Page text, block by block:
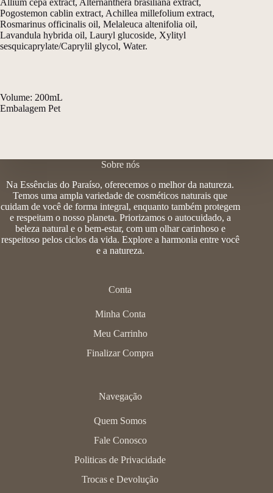
Allium cepa extract, Alternanthera brasiliana extract,
Pogostemon cablin extract, Achillea millefolium extract,
Rosmarinus officinalis oil, Melaleuca altenifolia oil,
Lavandula hybrida oil, Lauryl glucoside, Xylityl
sesquicaprylate/Caprylil glycol, Water.
Volume: 200mL
Embalagem Pet
Sobre nós
Na Essências do Paraíso, oferecemos o melhor da natureza.
Temos uma ampla variedade de cosméticos naturais que
cuidam de você de forma integral, enquanto também protegem
e respeitam o nosso planeta. Priorizamos o autocuidado, a
beleza natural e o bem-estar, com um olhar carinhoso e
respeitoso pelos ciclos da vida. Explore a harmonia entre você
e a natureza.
Conta
Minha Conta
Meu Carrinho
Finalizar Compra
Navegação
Quem Somos
Fale Conosco
Politicas de Privacidade
Trocas e Devolução